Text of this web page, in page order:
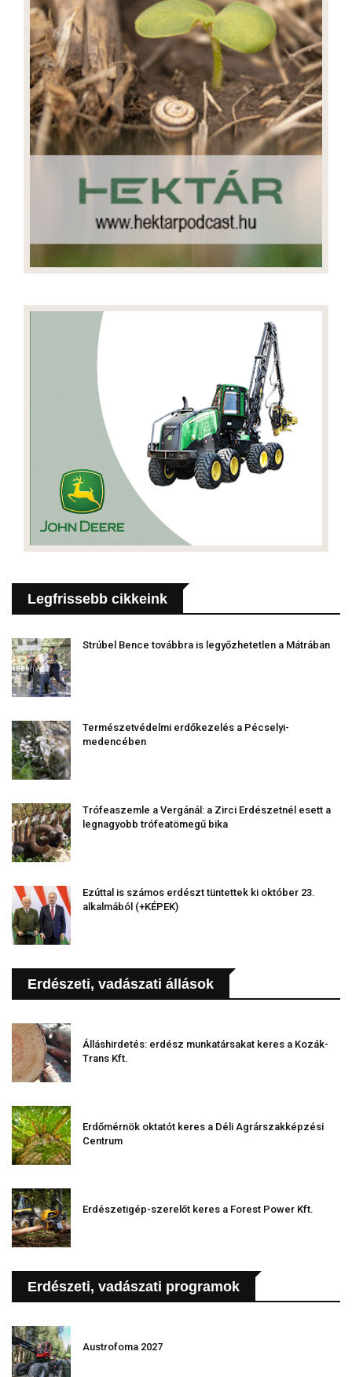
Legfrissebb cikkeink
Strúbel Bence továbbra is legyőzhetetlen a Mátrában
Természetvédelmi erdőkezelés a Pécselyi-
medencében
Trófeaszemle a Vergánál: a Zirci Erdészetnél esett a
legnagyobb trófeatömegű bika
Ezúttal is számos erdészt tüntettek ki október 23.
alkalmából (+KÉPEK)
Erdészeti, vadászati állások
Álláshirdetés: erdész munkatársakat keres a Kozák-
Trans Kft.
Erdőmérnök oktatót keres a Déli Agrárszakképzési
Centrum
Erdészetigép-szerelőt keres a Forest Power Kft.
Erdészeti, vadászati programok
Austrofoma 2027